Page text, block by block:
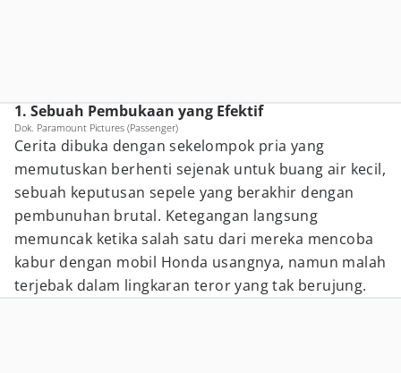
1. Sebuah Pembukaan yang Efektif
Dok. Paramount Pictures (Passenger)
Cerita dibuka dengan sekelompok pria yang
memutuskan berhenti sejenak untuk buang air kecil,
sebuah keputusan sepele yang berakhir dengan
pembunuhan brutal. Ketegangan langsung
memuncak ketika salah satu dari mereka mencoba
kabur dengan mobil Honda usangnya, namun malah
terjebak dalam lingkaran teror yang tak berujung.